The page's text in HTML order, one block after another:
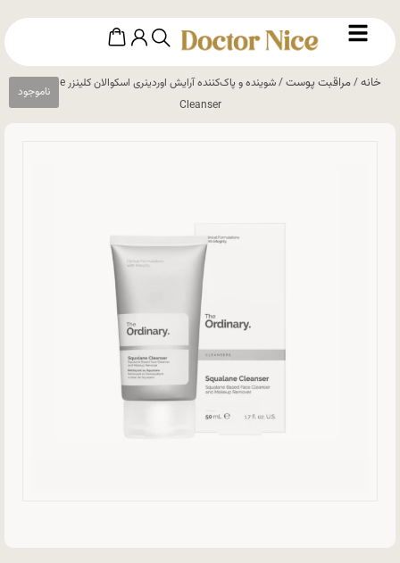
خانه/مراقبت پوست
/ شوینده و پاک‌کننده آرایش اوردینری اسکوالان کلینزر Squalane
Cleanser